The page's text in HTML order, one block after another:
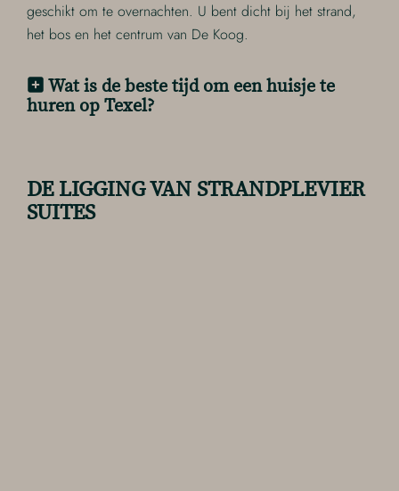
geschikt om te overnachten. U bent dicht bij het strand,
het bos en het centrum van De Koog.
Wat is de beste tijd om een huisje te
huren op Texel?
DE LIGGING VAN STRANDPLEVIER
SUITES